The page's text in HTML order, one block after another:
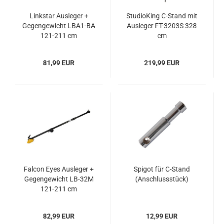
Linkstar Ausleger +
Gegengewicht LBA1-BA
121-211 cm
81,99 EUR
StudioKing C-Stand mit
Ausleger FT-3203S 328
cm
219,99 EUR
Falcon Eyes Ausleger +
Gegengewicht LB-32M
121-211 cm
82,99 EUR
Spigot für C-Stand
(Anschlussstück)
12,99 EUR